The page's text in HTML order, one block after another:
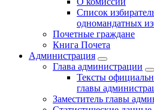
Список
одномандатных
Почетные граждане
Книга Почета
Администрация
Глава администрации
Тексты
главы
Заместитель главы